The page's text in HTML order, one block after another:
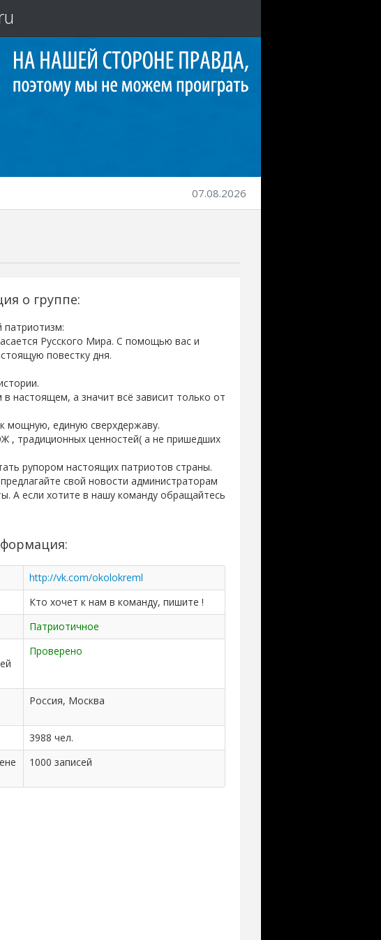
07.08.2026
о группе:
патриотизм:
Русского Мира. С помощью вас и
повестку дня.
настоящем, а значит всё зависит только от
мощную, единую сверхдержаву.
, традиционных ценностей( а не пришедших
рупором настоящих патриотов страны.
свой новости администраторам
А если хотите в нашу команду обращайтесь
http://vk.com/okolokreml
Кто хочет к нам в команду, пишите !
Патриотичное
Проверено
Россия, Москва
3988 чел.
1000 записей